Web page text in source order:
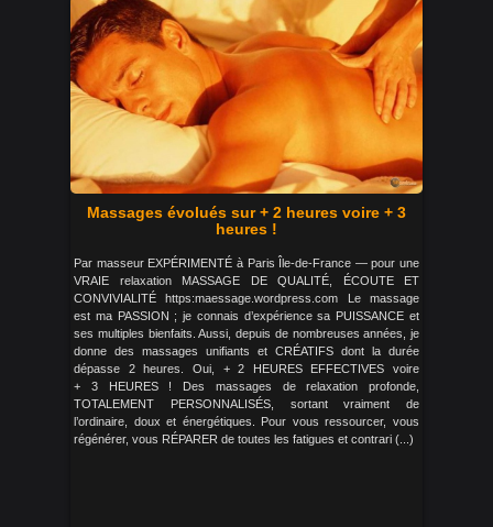
Massages évolués sur + 2 heures voire + 3
heures !
Par masseur EXPÉRIMENTÉ à Paris Île-de-France — pour une
VRAIE relaxation MASSAGE DE QUALITÉ, ÉCOUTE ET
CONVIVIALITÉ https:maessage.wordpress.com Le massage
est ma PASSION ; je connais d’expérience sa PUISSANCE et
ses multiples bienfaits. Aussi, depuis de nombreuses années, je
donne des massages unifiants et CRÉATIFS dont la durée
dépasse 2 heures. Oui, + 2 HEURES EFFECTIVES voire
+ 3 HEURES ! Des massages de relaxation profonde,
TOTALEMENT PERSONNALISÉS, sortant vraiment de
l’ordinaire, doux et énergétiques. Pour vous ressourcer, vous
régénérer, vous RÉPARER de toutes les fatigues et contrari (...)